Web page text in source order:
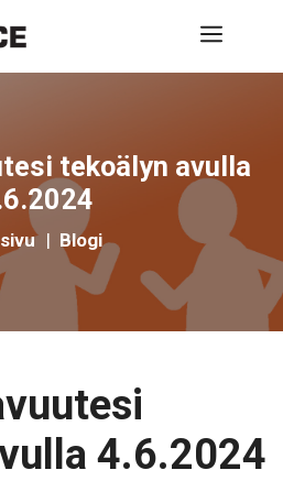
tekoälyn avulla
| Blogi
4.6.2024